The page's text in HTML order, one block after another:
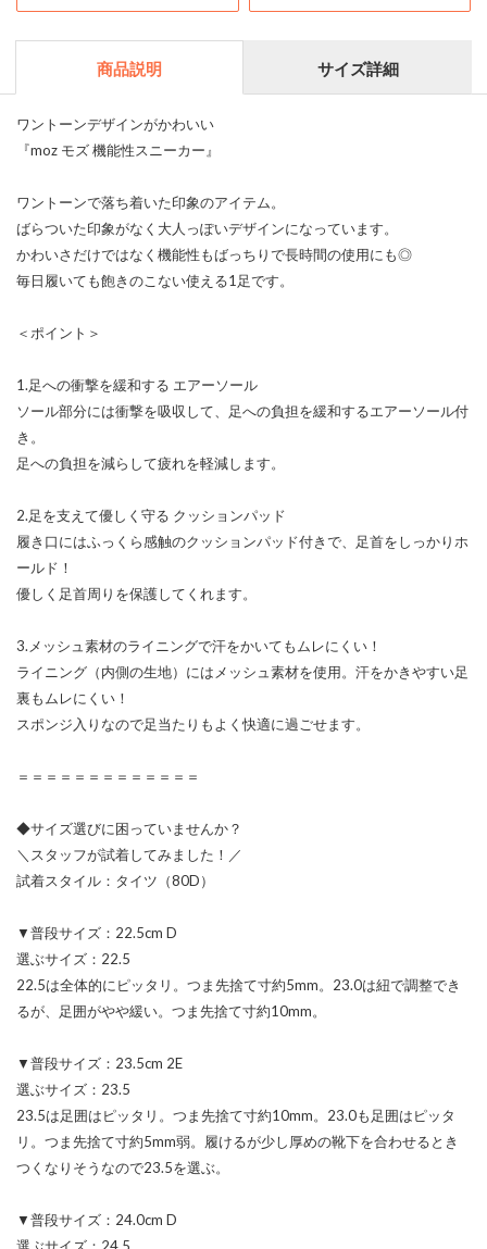
商品説明 サイズ詳細
ワントーンデザインがかわいい
『moz モズ 機能性スニーカー』
ワントーンで落ち着いた印象のアイテム。
ばらついた印象がなく大人っぽいデザインになっています。
かわいさだけではなく機能性もばっちりで長時間の使用にも◎
毎日履いても飽きのこない使える1足です。
＜ポイント＞
1.足への衝撃を緩和する エアーソール
ソール部分には衝撃を吸収して、足への負担を緩和するエアーソール付
き。
足への負担を減らして疲れを軽減します。
2.足を支えて優しく守る クッションパッド
履き口にはふっくら感触のクッションパッド付きで、足首をしっかりホ
ールド！
優しく足首周りを保護してくれます。
3.メッシュ素材のライニングで汗をかいてもムレにくい！
ライニング（内側の生地）にはメッシュ素材を使用。汗をかきやすい足
裏もムレにくい！
スポンジ入りなので足当たりもよく快適に過ごせます。
＝＝＝＝＝＝＝＝＝＝＝＝＝
◆サイズ選びに困っていませんか？
＼スタッフが試着してみました！／
試着スタイル：タイツ（80D）
▼普段サイズ：22.5cm D
選ぶサイズ：22.5
22.5は全体的にピッタリ。つま先捨て寸約5mm。23.0は紐で調整でき
るが、足囲がやや緩い。つま先捨て寸約10mm。
▼普段サイズ：23.5cm 2E
選ぶサイズ：23.5
23.5は足囲はピッタリ。つま先捨て寸約10mm。23.0も足囲はピッタ
リ。つま先捨て寸約5mm弱。履けるが少し厚めの靴下を合わせるとき
つくなりそうなので23.5を選ぶ。
▼普段サイズ：24.0cm D
選ぶサイズ：24.5